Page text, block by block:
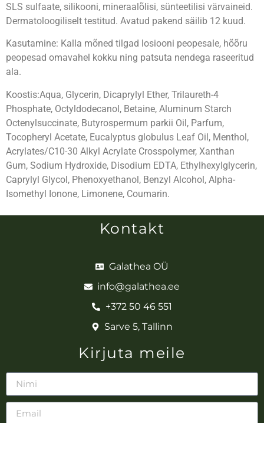
SLS sulfaate, silikooni, mineraalõlisi, sünteetilisi värvaineid.
Dermatoloogiliselt testitud. Avatud pakend säilib 12 kuud.
Kasutamine: Kalla mõned tilgad losiooni peopesale, hõõru
peopesad omavahel kokku ning patsuta nendega raseeritud
ala.
Koostis:Aqua, Glycerin, Dicaprylyl Ether, Trilaureth-4
Phosphate, Octyldodecanol, Betaine, Aluminum Starch
Octenylsuccinate, Butyrospermum parkii Oil, Parfum,
Tocopheryl Acetate, Eucalyptus globulus Leaf Oil, Menthol,
Acrylates/C10-30 Alkyl Acrylate Crosspolymer, Xanthan
Gum, Sodium Hydroxide, Disodium EDTA, Ethylhexylglycerin,
Caprylyl Glycol, Phenoxyethanol, Benzyl Alcohol, Alpha-
Isomethyl Ionone, Limonene, Coumarin.
Kontakt
Galathea OÜ
info@galathea.ee
+372 50 46 551
Sarve 5, Tallinn
Kirjuta meile